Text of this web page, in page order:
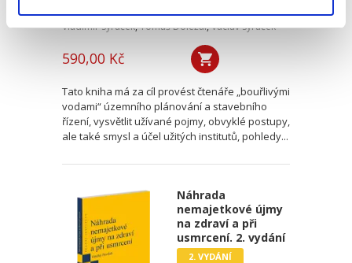
Vladimír Syruček,Tomáš Doležal,Václav Syruček
590,00 Kč
Tato kniha má za cíl provést čtenáře „bouřlivými
vodami“ územního plánování a stavebního
řízení, vysvětlit užívané pojmy, obvyklé postupy,
ale také smysl a účel užitých institutů, pohledy...
Náhrada
nemajetkové újmy
na zdraví a při
usmrcení. 2. vydání
2. VYDÁNÍ